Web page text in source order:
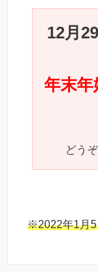
12月
年末年
どう
※2022年1月5